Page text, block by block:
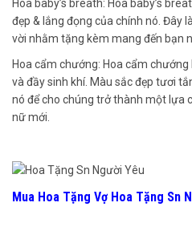
Hoa baby’s breath: Hoa baby’s
đẹp & lắng đọng của chính nó. Đây
vời nhằm tặng kèm mang đến bạn
Hoa cẩm chướng: Hoa cẩm
và đầy sinh khí. Màu sắc đẹp tươi
nó để cho chúng trở thành một lựa
nữ mới.
Mua Hoa Tặng Vợ Hoa Tặng Sn